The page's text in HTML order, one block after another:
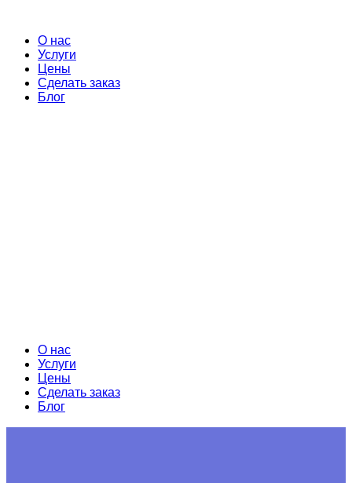
О нас
Услуги
Цены
Сделать заказ
Блог
О нас
Услуги
Цены
Сделать заказ
Блог